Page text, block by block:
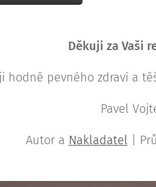
Děkuji za Vaši
hodně pevného zdraví a
Pavel
Autor a Nakladatel |